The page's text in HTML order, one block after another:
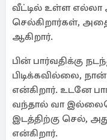
வீட்டில் உள்ள எல்லா
செல்கிறார்கள்,
ஆகிறார்.
பின் பார்வதிக்கு
பிடிக்கவில்லை,
என்கிறார். உடனே
வந்தால் வா
இடத்திற்கு செல்,
என்கிறார்.